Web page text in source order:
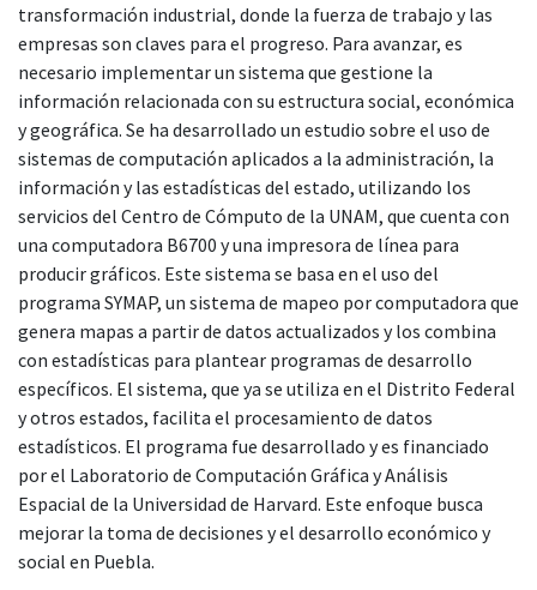
transformación industrial, donde la fuerza de trabajo y las
empresas son claves para el progreso. Para avanzar, es
necesario implementar un sistema que gestione la
información relacionada con su estructura social, económica
y geográfica. Se ha desarrollado un estudio sobre el uso de
sistemas de computación aplicados a la administración, la
información y las estadísticas del estado, utilizando los
servicios del Centro de Cómputo de la UNAM, que cuenta con
una computadora B6700 y una impresora de línea para
producir gráficos. Este sistema se basa en el uso del
programa SYMAP, un sistema de mapeo por computadora que
genera mapas a partir de datos actualizados y los combina
con estadísticas para plantear programas de desarrollo
específicos. El sistema, que ya se utiliza en el Distrito Federal
y otros estados, facilita el procesamiento de datos
estadísticos. El programa fue desarrollado y es financiado
por el Laboratorio de Computación Gráfica y Análisis
Espacial de la Universidad de Harvard. Este enfoque busca
mejorar la toma de decisiones y el desarrollo económico y
social en Puebla.